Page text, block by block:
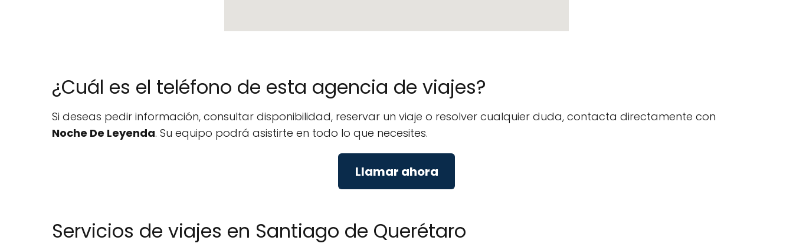
¿Cuál es el teléfono de esta agencia de viajes?
Si deseas pedir información, consultar disponibilidad, reservar un viaje o resolver cualquier duda, contacta directamente con
Noche De Leyenda. Su equipo podrá asistirte en todo lo que necesites.
Llamar ahora
Servicios de viajes en Santiago de Querétaro